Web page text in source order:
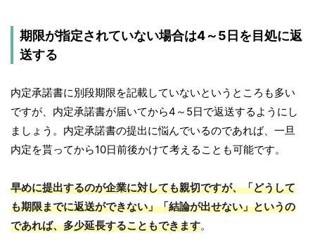
期限が指定されていない場合は4～5日を目処に返
送する
内定承諾書に別段期限を記載していないというところも多い
ですが、内定承諾書が届いてから4～5日で返送するようにし
ましょう。内定承諾書の提出に悩んでいるのであれば、一旦
内定を貰ってから10日前後かけて考えることも可能です。
早めに提出するのが企業に対しても親切ですが、「どうして
も期限までに返送ができない」「結論が出せない」というの
であれば、多少延長することもできます。